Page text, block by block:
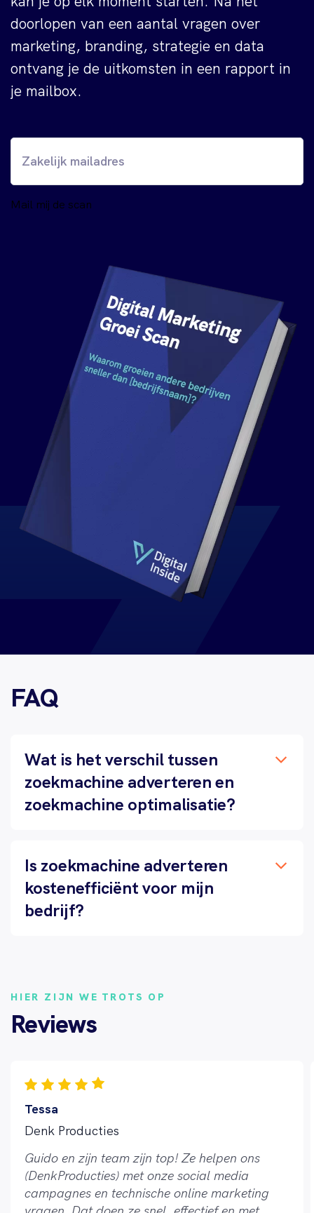
doorlopen van een aantal vragen over
marketing, branding, strategie en data
ontvang je de uitkomsten in een rapport in
je mailbox.
Mail mij de scan
FAQ
Wat is het verschil tussen
zoekmachine adverteren en
zoekmachine optimalisatie?
Is zoekmachine adverteren
kostenefficiënt voor mijn
bedrijf?
HIER ZIJN WE TROTS OP
Reviews
Tessa
Denk Producties
Guido en zijn team zijn top! Ze helpen ons
(DenkProducties) met onze social media
campagnes en technische online marketing